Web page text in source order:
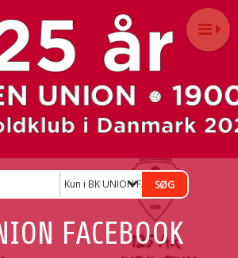
Kun i BK UNION FACEBOOK
FACEBOOK